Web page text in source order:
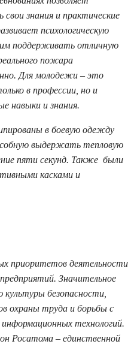
знания и практические
психологическую
поддерживать отличную
пожара
Для молодежи – это
в профессии, но и
навыки и знания.
в боевую одежду
выдержать тепловую
пяти секунд. Также были
касками и
приоритетов деятельности
Значительное
безопасности,
охраны труда и борьбы с
технологий.
Росатома – единственной